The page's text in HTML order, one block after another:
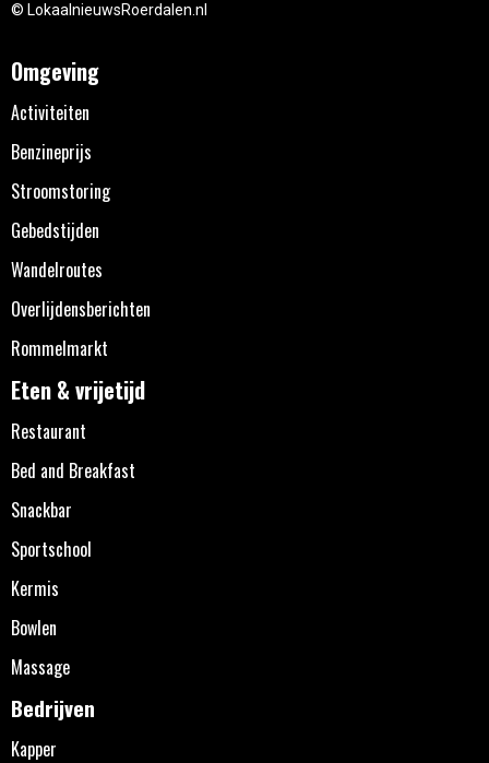
© LokaalnieuwsRoerdalen.nl
Omgeving
Activiteiten
Benzineprijs
Stroomstoring
Gebedstijden
Wandelroutes
Overlijdensberichten
Rommelmarkt
Eten & vrijetijd
Restaurant
Bed and Breakfast
Snackbar
Sportschool
Kermis
Bowlen
Massage
Bedrijven
Kapper